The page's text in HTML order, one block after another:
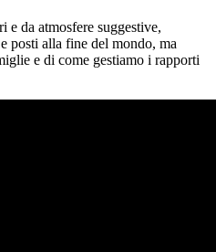
da atmosfere suggestive,
posti alla fine del mondo, ma
e di come gestiamo i rapporti